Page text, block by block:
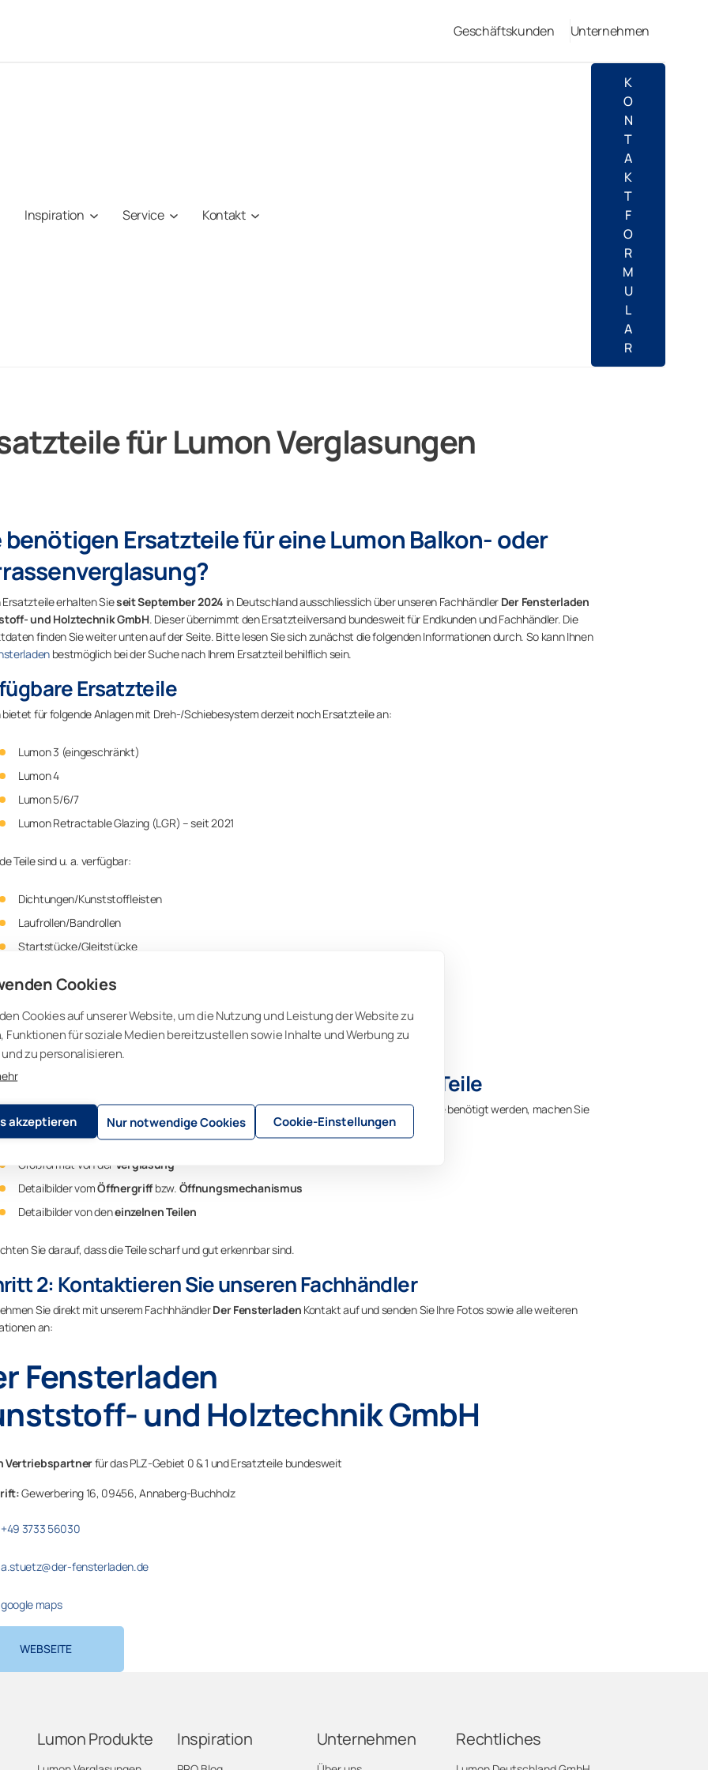
Cookies
Cookies auf unserer Website, um die Nutzung und Leistung der Website zu
Funktionen für soziale Medien bereitzustellen sowie Inhalte und Werbung zu
zu personalisieren.
akzeptieren Nur notwendige Cookies Cookie-Einstellungen
Geschäftskunden Unternehmen
Inspiration Service Kontakt
K
O
N
T
A
K
T
F
O
R
M
U
L
A
R
für Lumon Verglasungen
benötigen Ersatzteile für eine Lumon Balkon- oder
Ersatzteile erhalten Sieseit September 2024 in Deutschland ausschliesslich über unseren Fachhändler Der Fensterladen
und Holztechnik GmbH. Dieser übernimmt den Ersatzteilversand bundesweit für Endkunden und Fachhändler. Die
finden Sie weiter unten auf der Seite. Bitte lesen Sie sich zunächst die folgenden Informationen durch. So kann Ihnen
bestmöglich bei der Suche nach Ihrem Ersatzteil behilflich sein.
Ersatzteile
bietet für folgende Anlagen mit Dreh-/Schiebesystem derzeit noch Ersatzteile an:
Lumon 3 (eingeschränkt)
Lumon 4
Lumon 5/6/7
Lumon Retractable Glazing (LGR) – seit 2021
Teile sind u. a. verfügbar:
Dichtungen/Kunststoffleisten
Laufrollen/Bandrollen
Startstücke/Gleitstücke
Abdeckkappen
Griffe/Türschlösser
und vieles mehr…
1: Identifikation der Anlage und benötigten Teile
werden kann, um was für eine Verglasungsanlage es sich handelt und welche Teile benötigt werden, machen Sie
Fotos oder Videos:
Großformat von der Verglasung
Detailbilder vomÖffnergriffbzw. Öffnungsmechanismus
Detailbilder von deneinzelnen Teilen
Sie darauf, dass die Teile scharf und gut erkennbar sind.
2: Kontaktieren Sie unseren Fachhändler
Sie direkt mit unserem FachhhändlerDer Fensterladen Kontakt auf und senden Sie Ihre Fotos sowie alle weiteren
an:
Fensterladen
und Holztechnik GmbH
Vertriebspartnerfür das PLZ-Gebiet 0 & 1 und Ersatzteile bundesweit
Gewerbering 16, 09456,Annaberg-Buchholz
+49 3733 56030
a.stuetz@der-fensterladen.de
google maps
WEBSEITE
Lumon Produkte Inspiration Unternehmen Rechtliches